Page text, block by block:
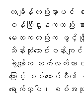
တချိန်တည်းမှာပင် စ
ဝန်ကြီးဌာနကလည်း
မေလကတည်းက ဖွင့်ဖို့
သိန်းသုံးသောင်းဝန်းက
ခွဲကျော်က ဆက်လက်တာ
ကြောင့် စစ်ကောင်
ရောက်လှပါ ။ စစ်အသုံး